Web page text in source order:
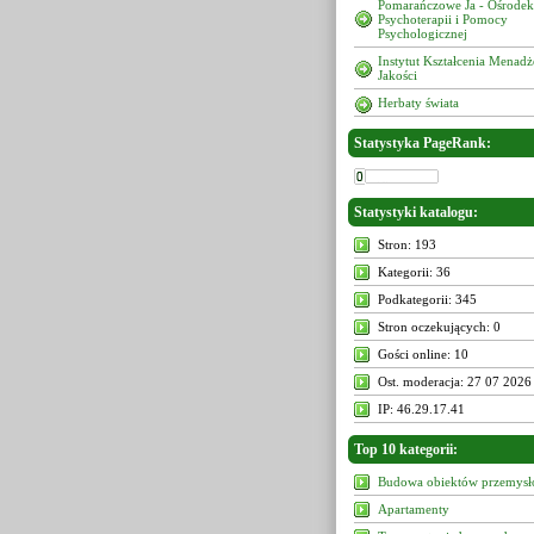
Pomarańczowe Ja - Ośrodek
Psychoterapii i Pomocy
Psychologicznej
Instytut Kształcenia
Jakości
Herbaty świata
Statystyka PageRank:
Statystyki katalogu:
Stron: 193
Kategorii: 36
Podkategorii: 345
Stron oczekujących: 0
Gości online: 10
Ost. moderacja: 27 07 2026
IP: 46.29.17.41
Top 10 kategorii:
Budowa obiektów
Apartamenty